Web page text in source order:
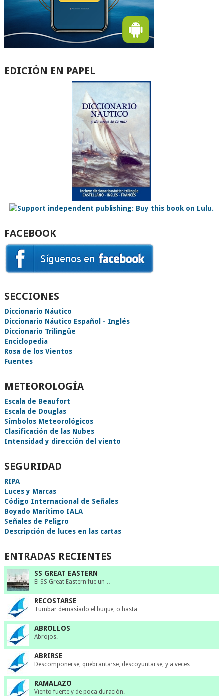
EDICIÓN EN PAPEL
FACEBOOK
SECCIONES
Diccionario Náutico
Diccionario Náutico Español - Inglés
Diccionario Trilingüe
Enciclopedia
Rosa de los Vientos
Fuentes
METEOROLOGÍA
Escala de Beaufort
Escala de Douglas
Símbolos Meteorológicos
Clasificación de las Nubes
Intensidad y dirección del viento
SEGURIDAD
RIPA
Luces y Marcas
Código Internacional de Señales
Boyado Marítimo IALA
Señales de Peligro
Descripción de luces en las cartas
ENTRADAS RECIENTES
SS GREAT EASTERN
El SS Great Eastern fue un …
RECOSTARSE
Tumbar demasiado el buque, o hasta …
ABROLLOS
Abrojos.
ABRIRSE
Descomponerse, quebrantarse, descoyuntarse, y a veces …
RAMALAZO
Viento fuerte y de poca duración.